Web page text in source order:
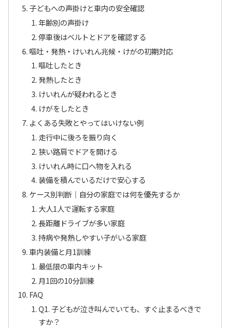
子どもへの声掛けと車内の安全確認
年齢別の声掛け
停車後はベルトとドアを確認する
嘔吐・発熱・けいれん兆候・けがの初期対応
嘔吐したとき
発熱したとき
けいれんが疑われるとき
けがをしたとき
よくある失敗とやってはいけない例
走行中に後ろを振り向く
狭い路肩でドアを開ける
けいれん時に口へ物を入れる
装備を積んでいるだけで安心する
ケース別判断｜自分の家庭では何を優先するか
大人1人で運転する家庭
長距離ドライブが多い家庭
持病や発熱しやすい子がいる家庭
車内装備と月1訓練
最低限の車内キット
月1回の10分訓練
FAQ
Q1. 子どもが泣き叫んでいても、すぐ止まるべきで
すか？